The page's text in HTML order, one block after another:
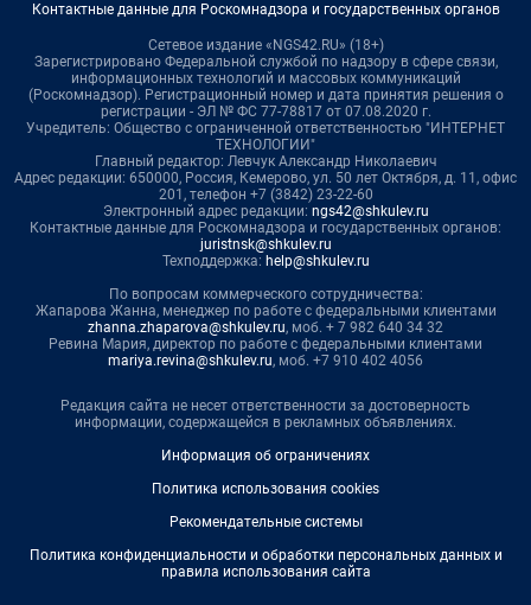
Контактные данные для Роскомнадзора и государственных органов
Сетевое издание «NGS42.RU» (18+)
Зарегистрировано Федеральной службой по надзору в сфере связи,
информационных технологий и массовых коммуникаций
(Роскомнадзор). Регистрационный номер и дата принятия решения о
регистрации - ЭЛ № ФС 77-78817 от 07.08.2020 г.
Учредитель: Общество с ограниченной ответственностью "ИНТЕРНЕТ
ТЕХНОЛОГИИ"
Главный редактор: Левчук Александр Николаевич
Адрес редакции: 650000, Россия, Кемерово, ул. 50 лет Октября, д. 11, офис
201, телефон +7 (3842) 23-22-60
Электронный адрес редакции: ngs42@shkulev.ru
Контактные данные для Роскомнадзора и государственных органов:
juristnsk@shkulev.ru
Техподдержка: help@shkulev.ru
По вопросам коммерческого сотрудничества:
Жапарова Жанна, менеджер по работе с федеральными клиентами
zhanna.zhaparova@shkulev.ru, моб. + 7 982 640 34 32
Ревина Мария, директор по работе с федеральными клиентами
mariya.revina@shkulev.ru, моб. +7 910 402 4056
Редакция сайта не несет ответственности за достоверность
информации, содержащейся в рекламных объявлениях.
Информация об ограничениях
Политика использования cookies
Рекомендательные системы
Политика конфиденциальности и обработки персональных данных и
правила использования сайта